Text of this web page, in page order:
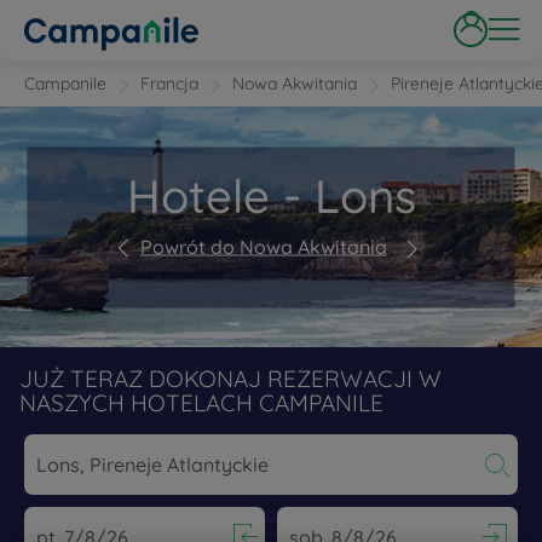
Campanile Francja Nowa Akwitania Pireneje
Hotele - Lons
Powrót do Nowa Akwitania
JUŻ TERAZ DOKONAJ REZERWACJI W
NASZYCH HOTELACH CAMPANILE